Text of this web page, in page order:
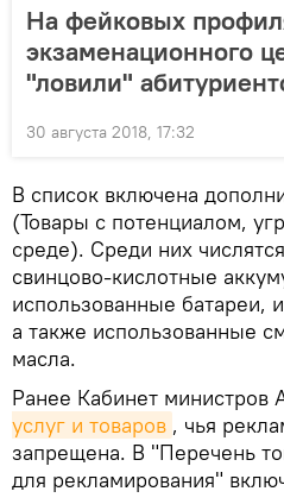
На фейковых
экзаменационного
"ловили"
30 августа 2018, 17:32
В список включена
(Товары с потенциалом,
среде). Среди них
свинцово-кислотные
использованные батареи,
а также использованные
масла.
Ранее Кабинет министров
услуг и товаров , чья
запрещена. В "Перечень
для рекламирования"